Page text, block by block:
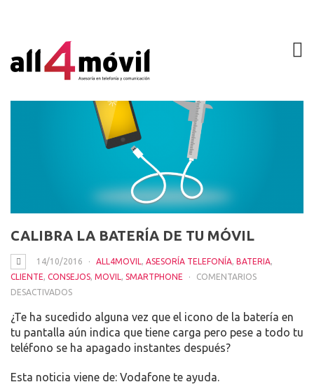
CALIBRA LA BATERÍA DE TU MÓVIL
14/10/2016 ALL4MOVIL, ASESORÍA TELEFONÍA, BATERIA,
CLIENTE, CONSEJOS, MOVIL, SMARTPHONE
COMENTARIOS
DESACTIVADOSEN
LA
BATERÍA
DE
MÓVIL
¿Te ha sucedido alguna vez que el icono de la batería en
tu pantalla aún indica que tiene carga pero pese a todo tu
teléfono se ha apagado instantes después?
Esta noticia viene de: Vodafone te ayuda.